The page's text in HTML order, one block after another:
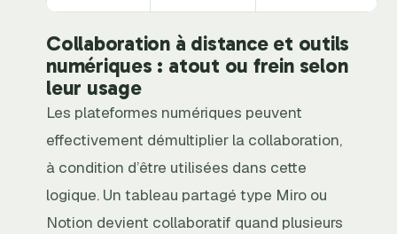
Collaboration à distance et outils
numériques : atout ou frein selon
leur usage
Les plateformes numériques peuvent
effectivement démultiplier la collaboration,
à condition d’être utilisées dans cette
logique. Un tableau partagé type Miro ou
Notion devient collaboratif quand plusieurs